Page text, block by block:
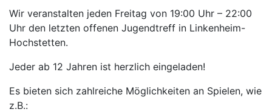
Wir veranstalten jeden Freitag von 19:00 Uhr – 22:00
Uhr den letzten offenen Jugendtreff in Linkenheim-
Hochstetten.
Jeder ab 12 Jahren ist herzlich eingeladen!
Es bieten sich zahlreiche Möglichkeiten an Spielen, wie
z.B.: